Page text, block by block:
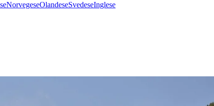
NorvegeseOlandeseSvedeseInglese